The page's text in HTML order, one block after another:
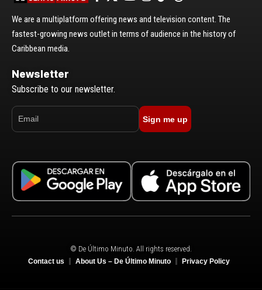
We are a multiplatform offering news and television content. The
fastest-growing news outlet in terms of audience in the history of
Caribbean media.
Newsletter
Subscribe to our newsletter.
Sign me up
© De Último Minuto. All rights reserved.
Contact us About Us – De Último Minuto Privacy Policy